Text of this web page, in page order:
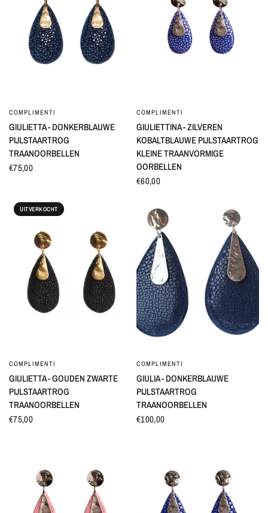
SNEL BEKIJKEN
COMPLIMENTI
GIULIETTA - DONKERBLAUWE
PIJLSTAARTROG
TRAANOORBELLEN
€75,00
SNEL BEKIJKEN
COMPLIMENTI
GIULIETTINA - ZILVEREN
KOBALTBLAUWE PIJLSTAARTROG
KLEINE TRAANVORMIGE
OORBELLEN
€60,00
UITVERKOCHT
SNEL BEKIJKEN
COMPLIMENTI
GIULIETTA - GOUDEN ZWARTE
PIJLSTAARTROG
TRAANOORBELLEN
€75,00
SNEL BEKIJKEN
COMPLIMENTI
GIULIA - DONKERBLAUWE
PIJLSTAARTROG
TRAANOORBELLEN
€100,00